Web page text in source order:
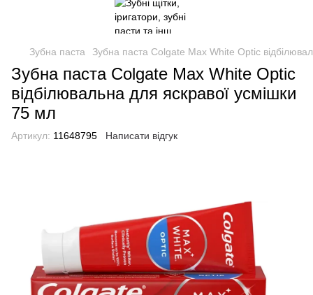
Зубна паста Зубна паста Colgate Max White Optic
Зубна паста Colgate Max White Optic
відбілювальна для яскравої усмішки
75 мл
Артикул: 11648795 Написати відгук